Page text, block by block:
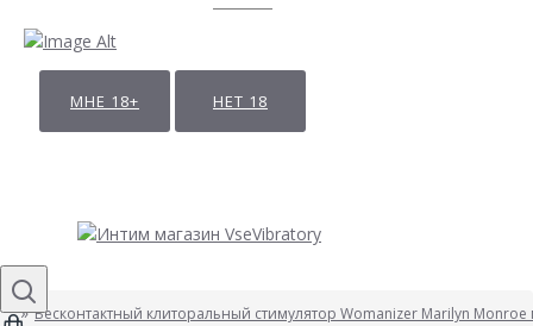
МНЕ 18+ НЕТ 18
Бесконтактный клиторальный стимулятор Womanizer Marilyn